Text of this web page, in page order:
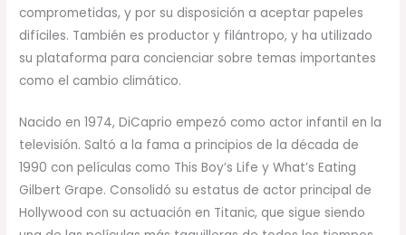
comprometidas, y por su disposición a aceptar papeles
difíciles. También es productor y filántropo, y ha utilizado
su plataforma para concienciar sobre temas importantes
como el cambio climático.
Nacido en 1974, DiCaprio empezó como actor infantil en la
televisión. Saltó a la fama a principios de la década de
1990 con películas como This Boy’s Life y What’s Eating
Gilbert Grape. Consolidó su estatus de actor principal de
Hollywood con su actuación en Titanic, que sigue siendo